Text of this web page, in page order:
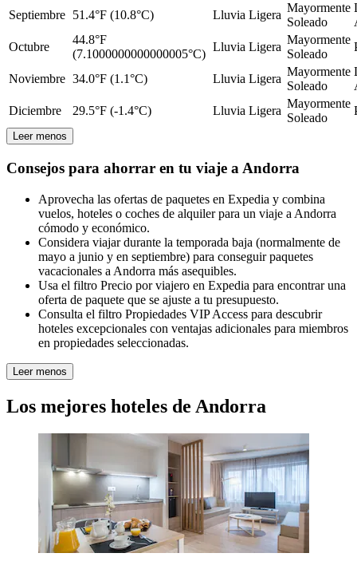
Septiembre 51.4°F (10.8°C) Lluvia Ligera
Mayormente
Soleado
Octubre
44.8°F
(7.1000000000000005°C)
Lluvia Ligera
Mayormente
Soleado
Noviembre 34.0°F (1.1°C) Lluvia Ligera
Mayormente
Soleado
Diciembre
29.5°F (-1.4°C) Lluvia Ligera
Mayormente
Soleado
Leer menos
Consejos para ahorrar en tu viaje a Andorra
Aprovecha las ofertas de paquetes en Expedia y combina
vuelos, hoteles o coches de alquiler para un viaje a Andorra
cómodo y económico.
Considera viajar durante la temporada baja (normalmente de
mayo a junio y en septiembre) para conseguir paquetes
vacacionales a Andorra más asequibles.
Usa el filtro Precio por viajero en Expedia para encontrar una
oferta de paquete que se ajuste a tu presupuesto.
Consulta el filtro Propiedades VIP Access para descubrir
hoteles excepcionales con ventajas adicionales para miembros
en propiedades seleccionadas.
Leer menos
Los mejores hoteles de Andorra